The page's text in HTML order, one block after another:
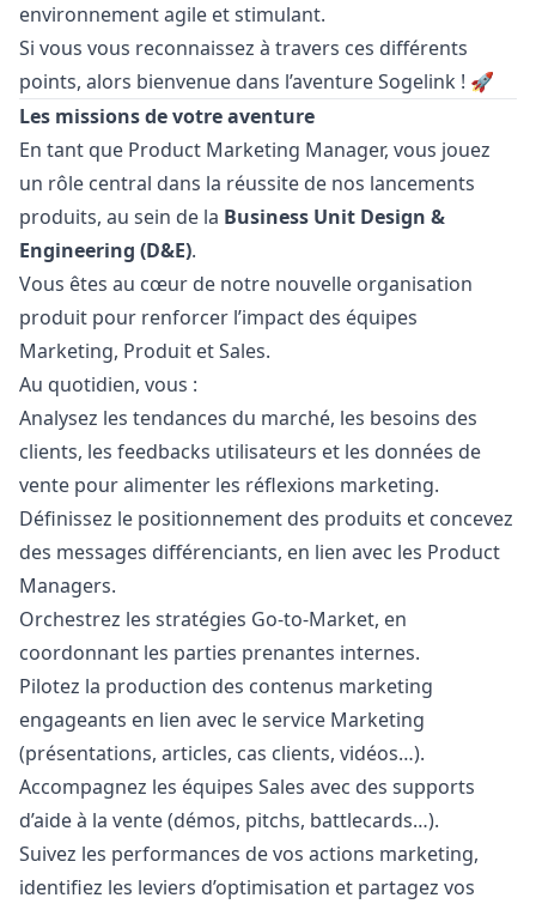
environnement agile et stimulant.
Si vous vous reconnaissez à travers ces différents
points, alors bienvenue dans l’aventure Sogelink ! 🚀
Les missions de votre aventure
En tant que Product Marketing Manager, vous jouez
un rôle central dans la réussite de nos lancements
produits, au sein de la Business Unit Design &
Engineering (D&E).
Vous êtes au cœur de notre nouvelle organisation
produit pour renforcer l’impact des équipes
Marketing, Produit et Sales.
Au quotidien, vous :
Analysez les tendances du marché, les besoins des
clients, les feedbacks utilisateurs et les données de
vente pour alimenter les réflexions marketing.
Définissez le positionnement des produits et concevez
des messages différenciants, en lien avec les Product
Managers.
Orchestrez les stratégies Go-to-Market, en
coordonnant les parties prenantes internes.
Pilotez la production des contenus marketing
engageants en lien avec le service Marketing
(présentations, articles, cas clients, vidéos…).
Accompagnez les équipes Sales avec des supports
d’aide à la vente (démos, pitchs, battlecards…).
Suivez les performances de vos actions marketing,
identifiez les leviers d’optimisation et partagez vos